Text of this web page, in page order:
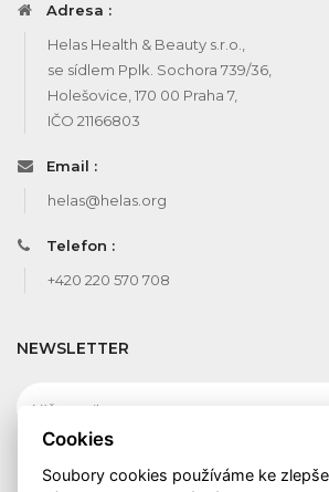
Adresa :
Helas Health & Beauty s.r.o.,
se sídlem Pplk. Sochora 739/36,
Holešovice, 170 00 Praha 7,
IČO 21166803
Email :
helas@helas.org
Telefon :
+420 220 570 708
NEWSLETTER
Cookies
Soubory cookies používáme ke